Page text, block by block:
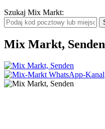
Szukaj Mix Markt:
Mix Markt, Senden